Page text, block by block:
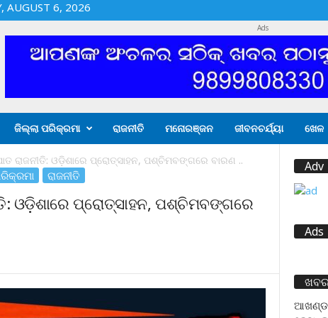
AUGUST 6, 2026
Ads
ଜିଲ୍ଲା ପରିକ୍ରମା ରାଜନୀତି ମନୋରଞ୍ଜନ ଜୀବନଚର୍ଯ୍ୟା ଖେଳ
ରାଜନୀତି: ଓଡ଼ିଶାରେ ପ୍ରୋତ୍ସାହନ, ପଶ୍ଚିମବଙ୍ଗରେ ବାରଣ ..
ରାଜନୀତି
ଓଡ଼ିଶାରେ ପ୍ରୋତ୍ସାହନ, ପଶ୍ଚିମବଙ୍ଗରେ
Adv
Ads